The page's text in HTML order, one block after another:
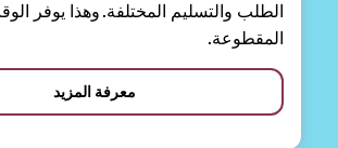
الطلب والتسليم المختلفة. وهذا يوفر الوقت
المقطوعة.
معرفة المزيد